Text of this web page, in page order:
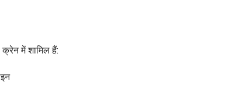
क्रेन में शामिल हैं: